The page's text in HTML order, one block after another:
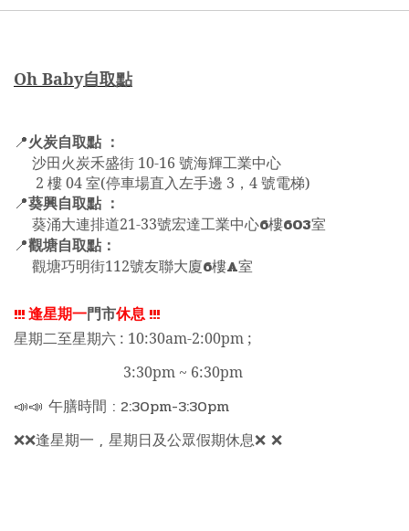
Oh Baby自取點
📍火炭自取點 ：
沙田火炭禾盛街 10-16 號海輝工業中心
2 樓 04 室(停車場直入左手邊 3，4 號電梯)
📍葵興自取點 ：
葵涌大連排道21-33號宏達工業中心6樓603室
📍觀塘自取點：
觀塘巧明街112號友聯大廈6樓A室
!!!逢星期一門市休息 !!!
星期二至星期六 : 10:30am-2:00pm ;
3:30pm ~ 6:30pm
📣📣 午膳時間 : 2:30pm-3:30pm
❌❌逢星期一 , 星期日及公眾假期休息❌ ❌